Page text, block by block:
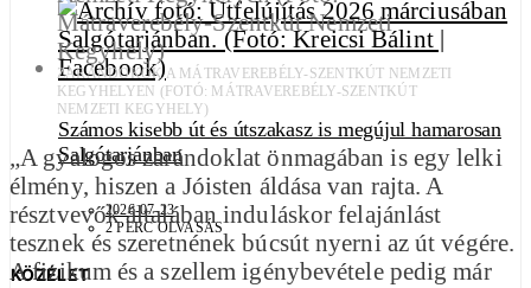
Számos kisebb út és útszakasz is megújul hamarosan
Salgótarjánban
2026-07-23
2 PERC OLVASÁS
KÖZÉLET
ZARÁNDOKOK A MÁTRAVEREBÉLY-SZENTKÚT NEMZETI
KEGYHELYEN (FOTÓ: MÁTRAVEREBÉLY-SZENTKÚT
NEMZETI KEGYHELY)
„A gyalogos zarándoklat önmagában is egy lelki
élmény, hiszen a Jóisten áldása van rajta. A
résztvevők általában induláskor felajánlást
tesznek és szeretnének búcsút nyerni az út végére.
A fizikum és a szellem igénybevétele pedig már